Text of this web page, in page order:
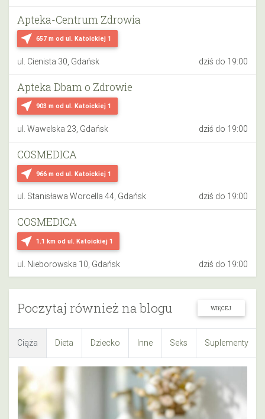
near_me 657 m od ul. Katoickiej 1
Apteka-Centrum Zdrowia
ul. Cienista 30, Gdańsk dziś do 19:00
near_me 903 m od ul. Katoickiej 1
Apteka Dbam o Zdrowie
ul. Wawelska 23, Gdańsk dziś do 19:00
near_me 966 m od ul. Katoickiej 1
COSMEDICA
ul. Stanisława Worcella 44, Gdańsk dziś do 19:00
near_me 1.1 km od ul. Katoickiej 1
COSMEDICA
ul. Nieborowska 10, Gdańsk dziś do 19:00
Poczytaj również na blogu WIĘCEJ
Ciąża Dieta Dziecko Inne Seks Suplementy